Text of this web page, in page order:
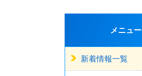
メニュー
新着情報一覧